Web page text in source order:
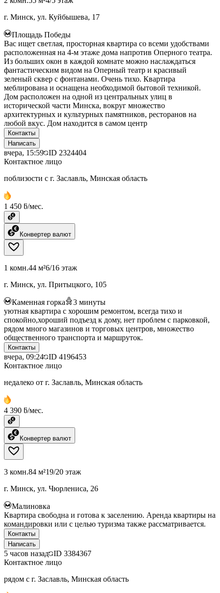
г. Минск, ул. Куйбышева, 17
Площадь Победы
Вас ищет светлая, просторная квартира со всеми удобствами
расположенная на 4-м этаже дома напротив Оперного театра.
Из больших окон в каждой комнате можно наслаждаться
фантастическим видом на Оперный театр и красивый
зеленый сквер с фонтанами. Очень тихо. Квартира
меблирована и оснащена необходимой бытовой техникой.
Дом расположен на одной из центральных улиц в
исторической части Минска, вокруг множество
архитектурных и культурных памятников, ресторанов на
любой вкус. Дом находится в самом центр
Контакты
Написать
вчера, 15:59 ID 2324404
Контактное лицо
поблизости с г. Заславль, Минская область
1 450 ƃ/мес.
Конвертер валют
1 комн.44 м²6/16 этаж
г. Минск, ул. Притыцкого, 105
Каменная горка 3 минуты
уютная квартира с хорошим ремонтом, всегда тихо и
спокойно,хороший подъезд к дому, нет проблем с парковкой,
рядом много магазинов и торговых центров, множество
общественного транспорта и маршруток.
Контакты
вчера, 09:24 ID 4196453
Контактное лицо
недалеко от г. Заславль, Минская область
4 390 ƃ/мес.
Конвертер валют
3 комн.84 м²19/20 этаж
г. Минск, ул. Чюрлениса, 26
Малиновка
Квартира свободна и готова к заселению. Аренда квартиры на
командировки или с целью туризма также рассматривается.
Контакты
Написать
5 часов назад ID 3384367
Контактное лицо
рядом с г. Заславль, Минская область